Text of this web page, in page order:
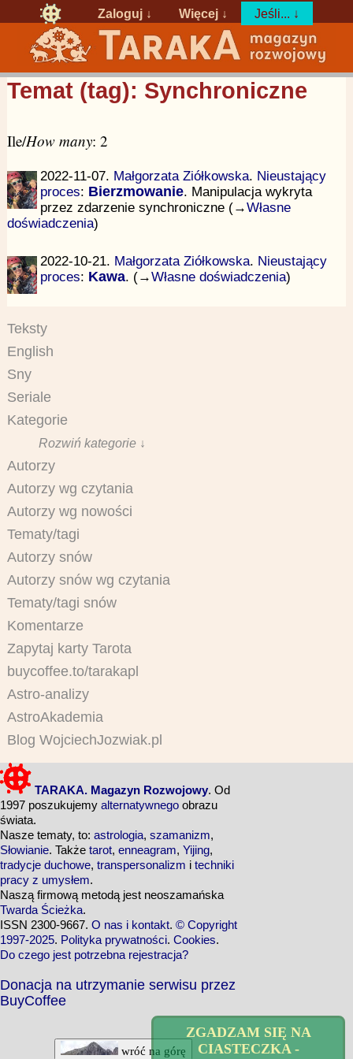
ZGADZAM SIĘ NA
CIASTECZKA -
Zaloguj ↓ Więcej ↓ Jeśli... ↓
Temat (tag): Synchroniczne
Ile/How many: 2
2022-11-07. Małgorzata Ziółkowska. Nieustający
proces: Bierzmowanie. Manipulacja wykryta
przez zdarzenie synchroniczne (→Własne
doświadczenia)
2022-10-21. Małgorzata Ziółkowska. Nieustający
proces: Kawa. (→Własne doświadczenia)
Teksty
English
Sny
Seriale
Kategorie
Rozwiń kategorie ↓
Autorzy
Autorzy wg czytania
Autorzy wg nowości
Tematy/tagi
Autorzy snów
Autorzy snów wg czytania
Tematy/tagi snów
Komentarze
Zapytaj karty Tarota
buycoffee.to/tarakapl
Astro-analizy
AstroAkademia
Blog WojciechJozwiak.pl
TARAKA. Magazyn Rozwojowy. Od
1997 poszukujemy alternatywnego obrazu
świata.
Nasze tematy, to: astrologia, szamanizm,
Słowianie. Także tarot, enneagram, Yijing,
tradycje duchowe, transpersonalizm i techniki
pracy z umysłem.
Naszą firmową metodą jest neoszamańska
Twarda Ścieżka.
ISSN 2300-9667. O nas i kontakt. © Copyright
1997-2025. Polityka prywatności. Cookies.
Do czego jest potrzebna rejestracja?
Donacja na utrzymanie serwisu przez
BuyCoffee
wróć na górę